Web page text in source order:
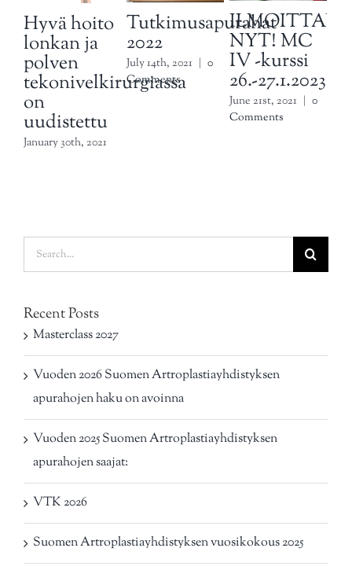
Hyvä hoito
lonkan ja
polven
tekonivelkirurgiassa
on
uudistettu
January 30th, 2021
Tutkimusapurahat
2022
July 14th, 2021 | 0
Comments
NYT! MC
IV -kurssi
26.-27.1.2023
June 21st, 2021 | 0
Comments
Search
for:
Recent Posts
Masterclass 2027
Vuoden 2026 Suomen Artroplastiayhdistyksen
apurahojen haku on avoinna
Vuoden 2025 Suomen Artroplastiayhdistyksen
apurahojen saajat:
VTK 2026
Suomen Artroplastiayhdistyksen vuosikokous 2025